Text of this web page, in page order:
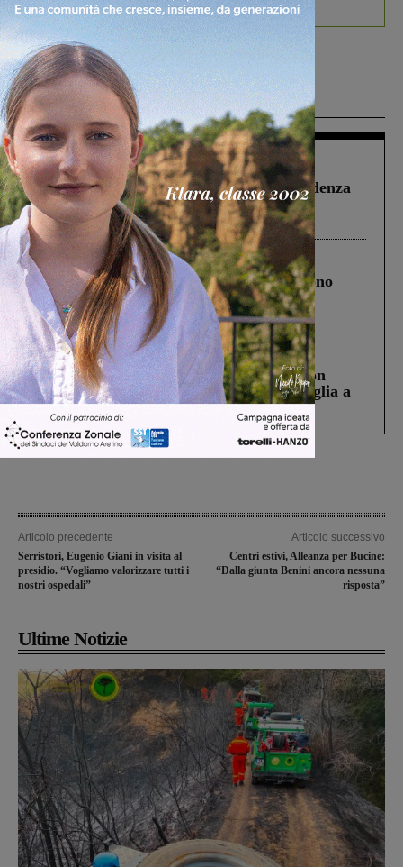
Più lette
Figline Incisa Valdarno 1 Agosto 2026
Piscina di Figline finanziata oltre la scadenza
Pnrr, il gruppo di Fratelli d’Italia: “Un
ringraziamento al Governo”
Cronaca 4 Agosto 2026
Un anno fa la strage in A1 in cui morirono
Gianni, Giulia e Franco. Lo schianto, il
processo, lo stop ai sorpassi fra tir....
Cronaca 3 Agosto 2026
Scomparso da una struttura di Castiglion
Fiorentino l’uomo che aveva ucciso la figlia a
Levane nel 2020
Articolo precedente
Serristori, Eugenio Giani in visita al
presidio. “Vogliamo valorizzare tutti i
nostri ospedali”
Articolo successivo
Centri estivi, Alleanza per Bucine:
“Dalla giunta Benini ancora nessuna
risposta”
Ultime Notizie